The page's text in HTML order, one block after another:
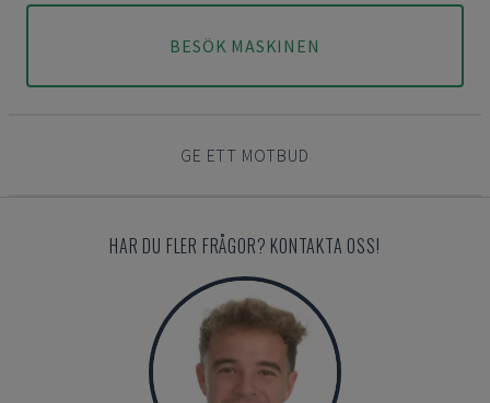
BESÖK MASKINEN
GE ETT MOTBUD
HAR DU FLER FRÅGOR? KONTAKTA OSS!